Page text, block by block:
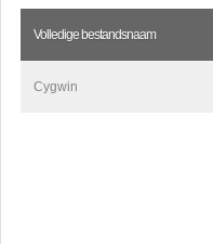
Volledige bestandsnaam
Cygwin